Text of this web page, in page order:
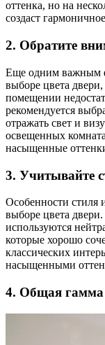
оттенка, но на
создаст
2. Обратите
Еще одним важным
выборе цвета
помещении
рекомендуется
отражать свет и
освещенных
насыщенные
3. Учитывайте
Особенности стиля
выборе цвета
используются
которые хорошо
классических
насыщенными
4. Общая гамма